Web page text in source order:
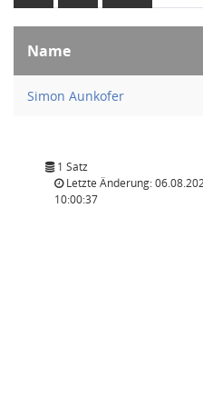
Name
Simon Aunkofer
1 Satz
Letzte Änderung:
10:00:37